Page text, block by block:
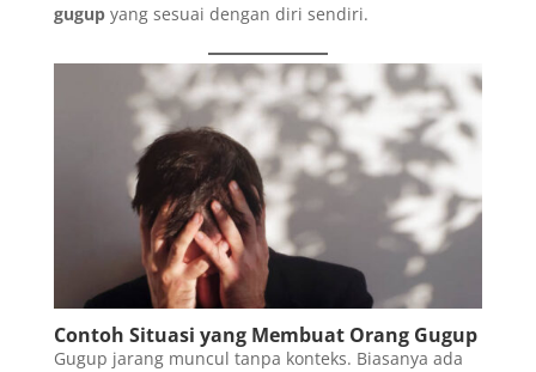
gugupyang sesuai dengan diri sendiri.
Contoh Situasi yang Membuat Orang Gugup
Gugup jarang muncul tanpa konteks. Biasanya ada